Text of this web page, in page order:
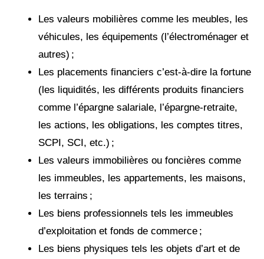
Les valeurs mobilières comme les meubles, les
véhicules, les équipements (l’électroménager et
autres) ;
Les placements financiers c’est-à-dire la fortune
(les liquidités, les différents produits financiers
comme l’épargne salariale, l’épargne-retraite,
les actions, les obligations, les comptes titres,
SCPI, SCI, etc.) ;
Les valeurs immobilières ou foncières comme
les immeubles, les appartements, les maisons,
les terrains ;
Les biens professionnels tels les immeubles
d’exploitation et fonds de commerce ;
Les biens physiques tels les objets d’art et de